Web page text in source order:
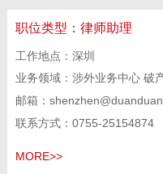
职位类型： 律师助理
工作地点：深圳
业务领域：涉外业务中心 破
邮箱：
联系方式：0755-25154874
MORE>>